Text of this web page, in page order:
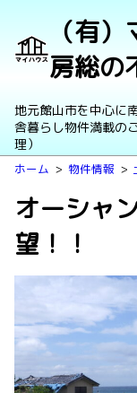
（有
房総の
地元館山市を中心に
舎暮らし物件満載の
理）
ホーム 物件情報
オーシャ
望！！